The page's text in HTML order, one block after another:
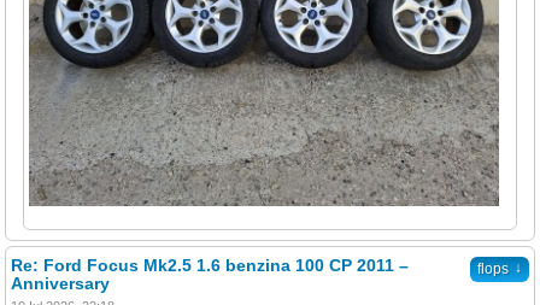
flops ↓
Re: Ford Focus Mk2.5 1.6 benzina 100 CP 2011 –
Anniversary